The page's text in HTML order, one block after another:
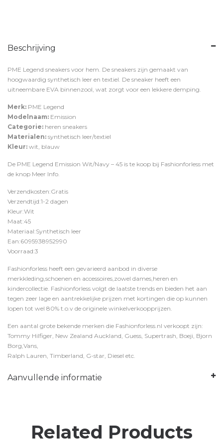
Beschrijving
PME Legend sneakers voor hem. De sneakers zijn gemaakt van
hoogwaardig synthetisch leer en textiel. De sneaker heeft een
uitneembare EVA binnenzool, wat zorgt voor een lekkere demping.
Merk: PME Legend
Modelnaam: Emission
Categorie: heren sneakers
Materialen: synthetisch leer/textiel
Kleur: wit, blauw
De PME Legend Emission Wit/Navy – 45 is te koop bij Fashionforless met
de knop Meer Info.
Verzendkosten:Gratis
Verzendtijd:1-2 dagen
Kleur:Wit
Maat:45
Materiaal:Synthetisch leer
Ean:6095938952990
Voorraad:3
Fashionforless heeft een gevarieerd aanbod in diverse
merkkleding,schoenen en accessoires,zowel dames,heren en
kindercollectie. Fashionforless volgt de laatste trends en bieden het aan
tegen zeer lage en aantrekkelijke prijzen met kortingen die op kunnen
lopen tot wel 80% t.o.v de originele winkelverkoopprijzen.
Een aantal grote bekende merken die Fashionforless.nl verkoopt zijn:
Tommy Hilfiger, New Zealand Auckland, Guess, Supertrash, Boeji, Bjorn
Borg,Vans,
Ralph Lauren, Timberland, G-star, Diesel etc.
Aanvullende informatie
Related Products